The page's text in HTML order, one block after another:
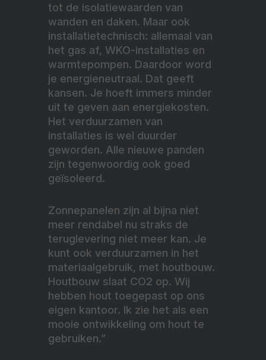
tot de isolatiewaarden van
wanden en daken. Maar ook
installatietechnisch: allemaal van
het gas af, WKO-installaties en
warmtepompen. Daardoor word
je energieneutraal. Dat geeft
kansen. Je hoeft immers minder
uit te geven aan energiekosten.
Het verduurzamen van
installaties is wel duurder
geworden. Alle nieuwe panden
zijn tegenwoordig ook goed
geïsoleerd.
Zonnepanelen zijn al bijna niet
meer rendabel nu straks de
teruglevering niet meer kan. Je
kunt ook verduurzamen in het
materiaalgebruik, met houtbouw.
Houtbouw slaat CO2 op. Wij
hebben hout toegepast op ons
eigen kantoor. Ik zie het als een
mooie ontwikkeling om hout te
gebruiken.”